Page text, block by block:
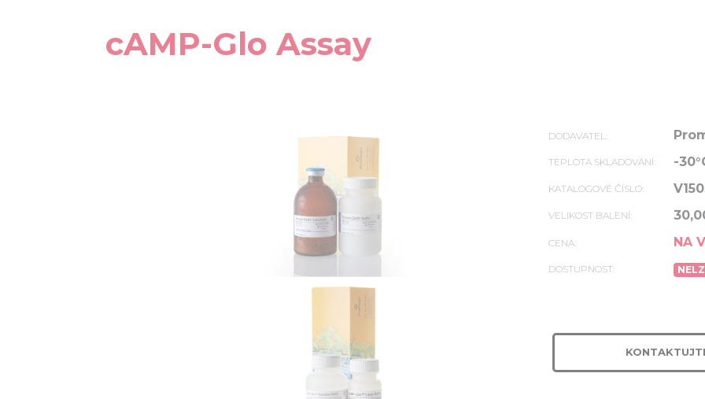
cAMP-Glo Assay
DODAVATEL:
TEPLOTA SKLADOVÁNÍ: -
KATALOGOVÉ ČÍSLO:
VELIKOST BALENÍ:
CENA: NA
DOSTUPNOST: